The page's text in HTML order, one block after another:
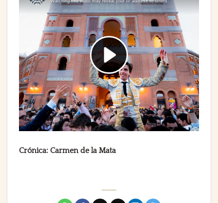
Crónica: Carmen de la Mata